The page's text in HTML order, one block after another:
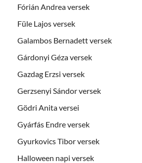
Fórián Andrea versek
Füle Lajos versek
Galambos Bernadett versek
Gárdonyi Géza versek
Gazdag Erzsi versek
Gerzsenyi Sándor versek
Gödri Anita versei
Gyárfás Endre versek
Gyurkovics Tibor versek
Halloween napi versek